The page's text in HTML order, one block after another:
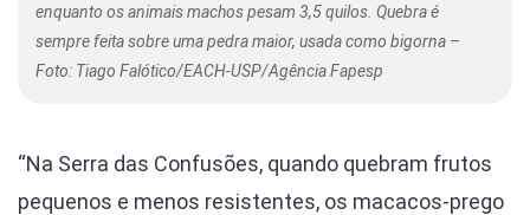
enquanto os animais machos pesam 3,5 quilos. Quebra é
sempre feita sobre uma pedra maior, usada como bigorna –
Foto: Tiago Falótico/EACH-USP/Agência Fapesp
“Na Serra das Confusões, quando quebram frutos
pequenos e menos resistentes, os macacos-prego